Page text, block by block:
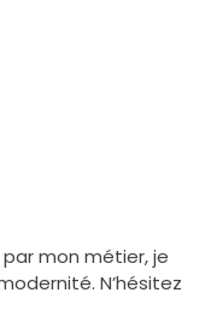
par mon métier, je
N’hésitez